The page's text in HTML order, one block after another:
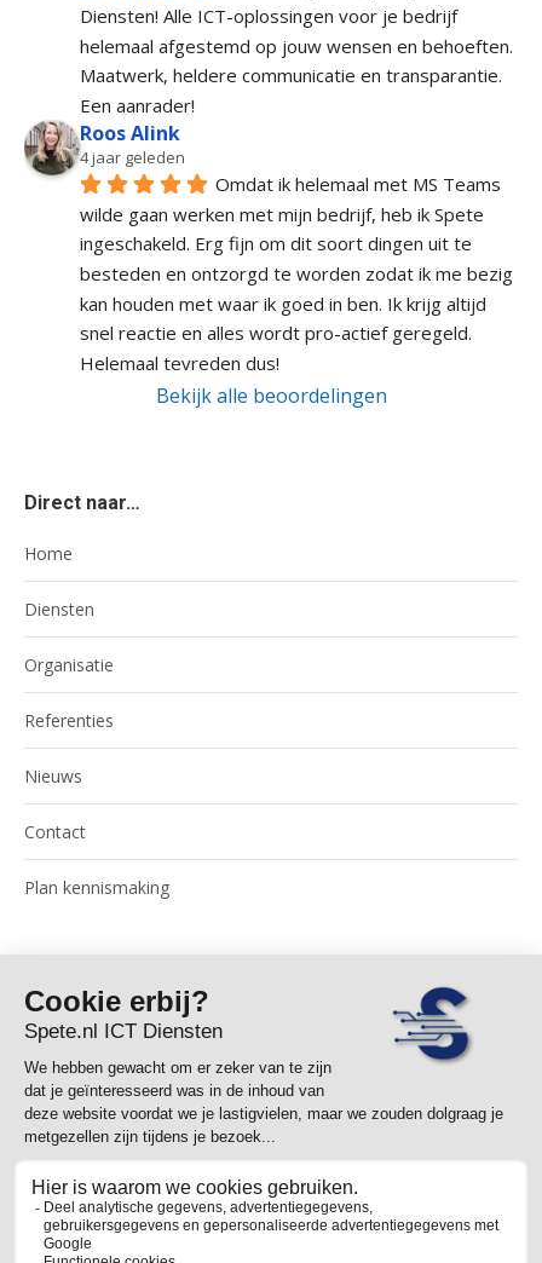
Diensten! Alle ICT-oplossingen voor je bedrijf
helemaal afgestemd op jouw wensen en behoeften.
Maatwerk, heldere communicatie en transparantie.
Een aanrader!
Roos Alink
4 jaar geleden
Omdat ik helemaal met MS Teams
wilde gaan werken met mijn bedrijf, heb ik Spete
ingeschakeld. Erg fijn om dit soort dingen uit te
besteden en ontzorgd te worden zodat ik me bezig
kan houden met waar ik goed in ben. Ik krijg altijd
snel reactie en alles wordt pro-actief geregeld.
Helemaal tevreden dus!
Bekijk alle beoordelingen
Direct naar…
Home
Diensten
Organisatie
Referenties
Nieuws
Contact
Plan kennismaking